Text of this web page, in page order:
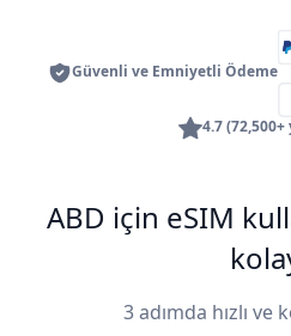
Güvenli ve Emniyetli Ödeme
4.7
ABD için eSIM
3 adımda hızlı